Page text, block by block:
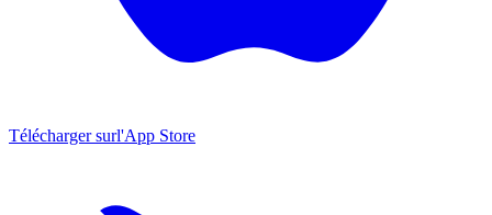
Télécharger surl'App Store